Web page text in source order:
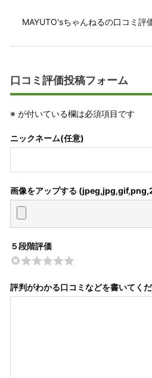
MAYUTO'sちゃんねるの口コミ評
口コミ評価投稿フォーム
※ が付いている欄は必須項目です
ニックネーム(任意)
画像をアップする
５段階評価
評判がわかる口コミなどを書いてく